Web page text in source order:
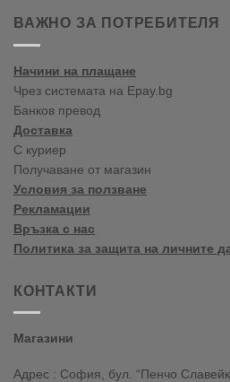
Лято
пролет-
ВАЖНО ЗА ПОТРЕБИТЕЛЯ
Начини на плащане
Чрез системата на Epay.bg
Банков превод
Доставка
С куриер
Получаване от магазин
Условия за ползване
Рекламации
Връзка с нас
Политика за защита на личните
КОНТАКТИ
Магазини
Адрес : София, бул. “Пенчо